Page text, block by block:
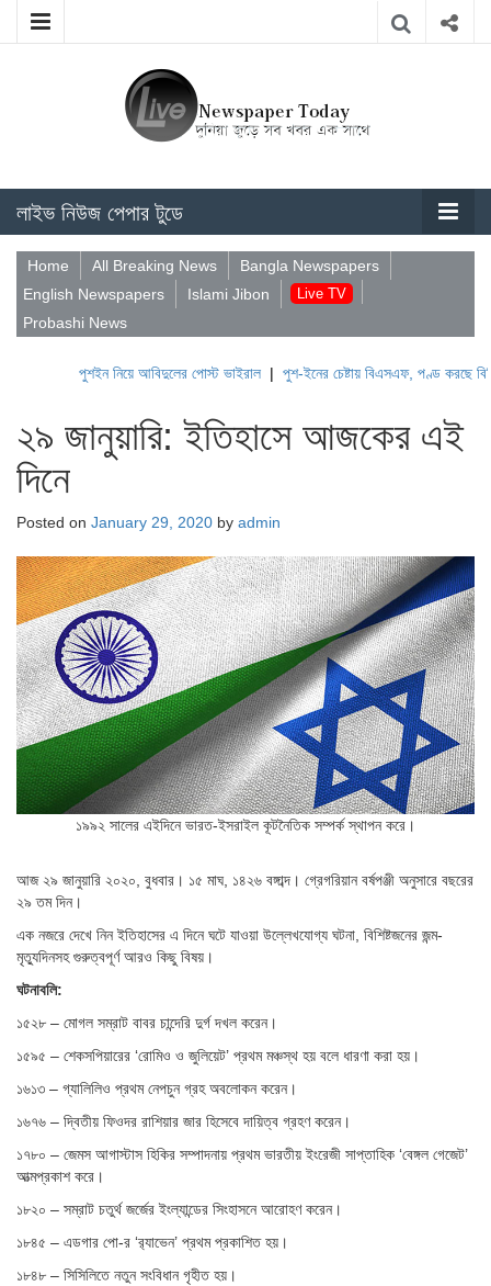
লাইভ নিউজ পেপার টুডে
Home All Breaking News
Bangla Newspapers
English Newspapers
Islami Jibon Live TV
Probashi News
পুশইন নিয়ে আবিদুলের পোস্ট ভাইরাল|পুশ-ইনের চেষ্টায় বিএসএফ, পণ্ড করছে বিজিবি |
২৯ জানুয়ারি: ইতিহাসে আজকের এই
দিনে
Posted on January 29, 2020 by admin
১৯৯২ সালের এইদিনে ভারত-ইসরাইল কূটনৈতিক সম্পর্ক স্থাপন করে।
আজ ২৯ জানুয়ারি ২০২০, বুধবার। ১৫ মাঘ, ১৪২৬ বঙ্গাব্দ। গ্রেগরিয়ান বর্ষপঞ্জী অনুসারে বছরের
২৯ তম দিন।
এক নজরে দেখে নিন ইতিহাসের এ দিনে ঘটে যাওয়া উল্লেখযোগ্য ঘটনা, বিশিষ্টজনের জন্ম-
মৃত্যুদিনসহ গুরুত্বপূর্ণ আরও কিছু বিষয়।
ঘটনাবলি:
১৫২৮ – মোগল সম্রাট বাবর চান্দেরি দুর্গ দখল করেন।
১৫৯৫ – শেকসপিয়ারের ‘রোমিও ও জুলিয়েট’ প্রথম মঞ্চস্থ হয় বলে ধারণা করা হয়।
১৬১৩ – গ্যালিলিও প্রথম নেপচুন গ্রহ অবলোকন করেন।
১৬৭৬ – দ্বিতীয় ফিওদর রাশিয়ার জার হিসেবে দায়িত্ব গ্রহণ করেন।
১৭৮০ – জেমস আগাস্টাস হিকির সম্পাদনায় প্রথম ভারতীয় ইংরেজী সাপ্তাহিক ‘বেঙ্গল গেজেট’
আত্মপ্রকাশ করে।
১৮২০ – সম্রাট চতুর্থ জর্জের ইংল্যান্ডের সিংহাসনে আরোহণ করেন।
১৮৪৫ – এডগার পো-র ‘র‌্যাভেন’ প্রথম প্রকাশিত হয়।
১৮৪৮ – সিসিলিতে নতুন সংবিধান গৃহীত হয়।